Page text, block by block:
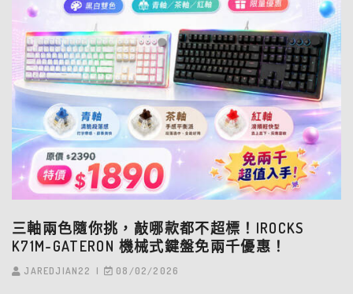
三軸兩色隨你挑，敲哪款都不超標！IROCKS
K71M-GATERON 機械式鍵盤免兩千優惠！
JAREDJIAN22 08/02/2026